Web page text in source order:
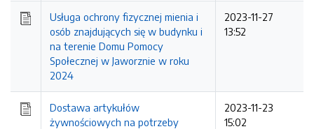
Usługa ochrony fizycznej mienia i
osób znajdujących się w budynku i
na terenie Domu Pomocy
Społecznej w Jaworznie w roku
2024
2023-11-27
13:52
Dostawa artykułów
żywnościowych na potrzeby
2023-11-23
15:02